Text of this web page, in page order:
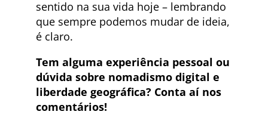
sentido na sua vida hoje – lembrando
que sempre podemos mudar de ideia,
é claro.
Tem alguma experiência pessoal ou
dúvida sobre nomadismo digital e
liberdade geográfica? Conta aí nos
comentários!